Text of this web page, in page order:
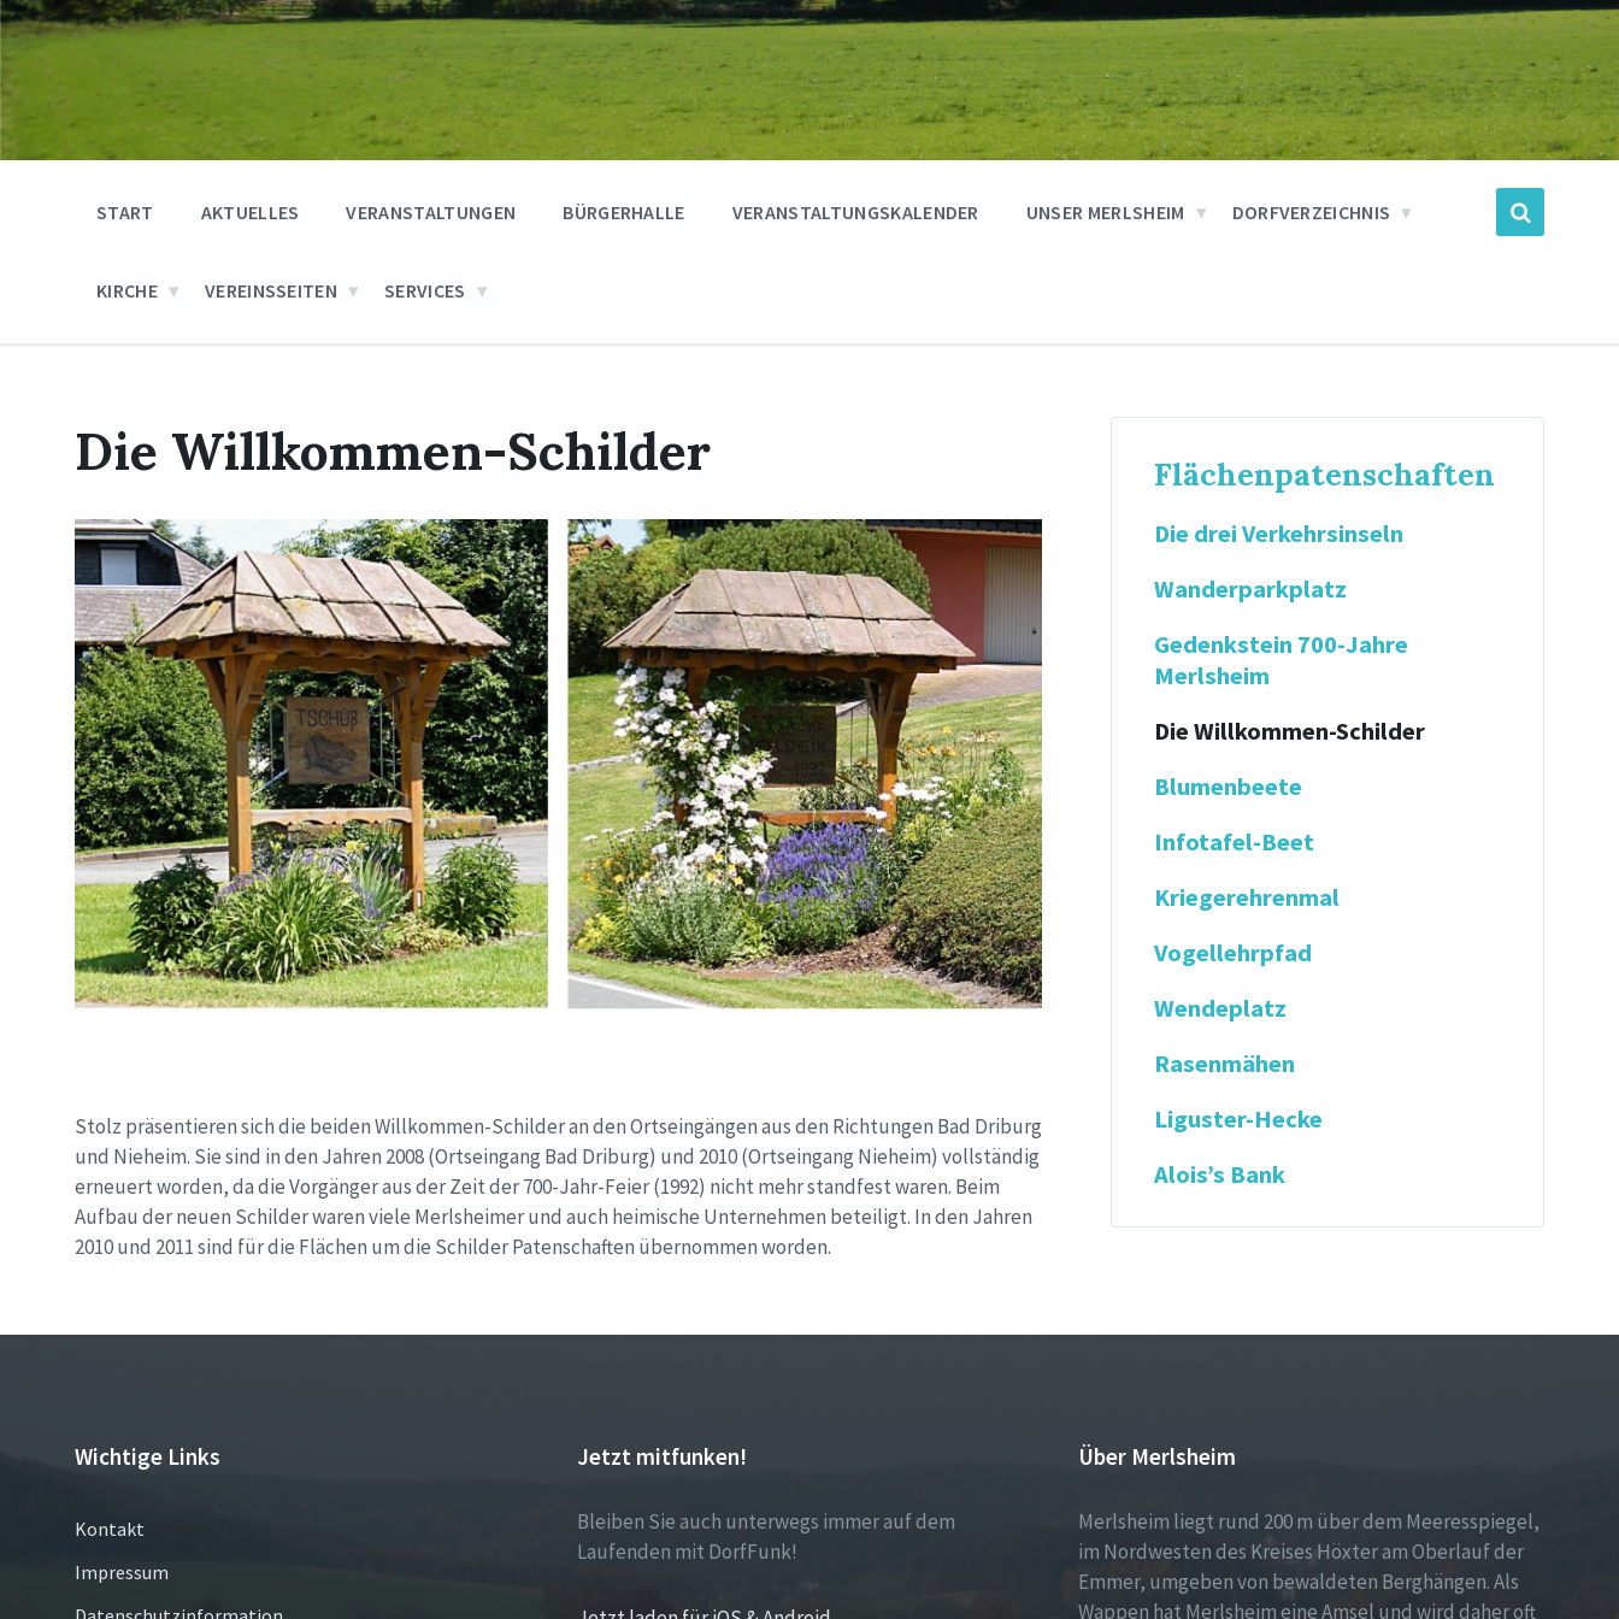
START AKTUELLES VERANSTALTUNGEN BÜRGERHALLE VERANSTALTUNGSKALENDER UNSER MERLSHEIM DORFVERZEICHNIS
KIRCHE VEREINSSEITEN SERVICES
Die Willkommen-Schilder
Stolz präsentieren sich die beiden Willkommen-Schilder an den Ortseingängen aus den Richtungen Bad Driburg
und Nieheim. Sie sind in den Jahren 2008 (Ortseingang Bad Driburg) und 2010 (Ortseingang Nieheim) vollständig
erneuert worden, da die Vorgänger aus der Zeit der 700-Jahr-Feier (1992) nicht mehr standfest waren. Beim
Aufbau der neuen Schilder waren viele Merlsheimer und auch heimische Unternehmen beteiligt. In den Jahren
2010 und 2011 sind für die Flächen um die Schilder Patenschaften übernommen worden.
Flächenpatenschaften
Die drei Verkehrsinseln
Wanderparkplatz
Gedenkstein 700-Jahre
Merlsheim
Die Willkommen-Schilder
Blumenbeete
Infotafel-Beet
Kriegerehrenmal
Vogellehrpfad
Wendeplatz
Rasenmähen
Liguster-Hecke
Alois’s Bank
Wichtige Links
Kontakt
Impressum
Jetzt mitfunken!
Bleiben Sie auch unterwegs immer auf dem
Laufenden mit DorfFunk!
Über Merlsheim
Merlsheim liegt rund 200 m über dem Meeresspiegel,
im Nordwesten des Kreises Höxter am Oberlauf der
Emmer, umgeben von bewaldeten Berghängen. Als
Wappen hat Merlsheim eine Amsel und wird daher oft